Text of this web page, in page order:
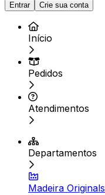
Entrar Crie sua conta
Início
Pedidos
Atendimentos
Departamentos
Madeira Originals